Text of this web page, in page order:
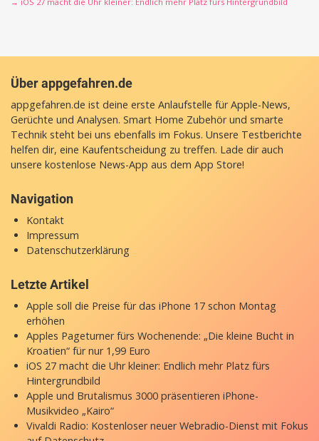
Über appgefahren.de
appgefahren.de ist deine erste Anlaufstelle für Apple-News,
Gerüchte und Analysen. Smart Home Zubehör und smarte
Technik steht bei uns ebenfalls im Fokus. Unsere Testberichte
helfen dir, eine Kaufentscheidung zu treffen. Lade dir auch
unsere kostenlose News-App aus dem App Store!
Navigation
Kontakt
Impressum
Datenschutzerklärung
Letzte Artikel
Apple soll die Preise für das iPhone 17 schon Montag
erhöhen
Apples Pageturner fürs Wochenende: „Die kleine Bucht in
Kroatien“ für nur 1,99 Euro
iOS 27 macht die Uhr kleiner: Endlich mehr Platz fürs
Hintergrundbild
Apple und Brutalismus 3000 präsentieren iPhone-
Musikvideo „Kairo“
Vivaldi Radio: Kostenloser neuer Webradio-Dienst mit Fokus